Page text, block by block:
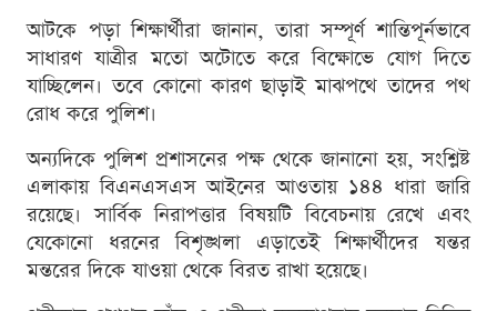
আটকে পড়া শিক্ষার্থীরা জানান, তারা সম্পূর্ণ শান্তিপূর্নভাবে
সাধারণ যাত্রীর মতো অটোতে করে বিক্ষোভে যোগ দিতে
যাচ্ছিলেন। তবে কোনো কারণ ছাড়াই মাঝপথে তাদের পথ
রোধ করে পুলিশ।
অন্যদিকে পুলিশ প্রশাসনের পক্ষ থেকে জানানো হয়, সংশ্লিষ্ট
এলাকায় বিএনএসএস আইনের আওতায় ১৪৪ ধারা জারি
রয়েছে। সার্বিক নিরাপত্তার বিষয়টি বিবেচনায় রেখে এবং
যেকোনো ধরনের বিশৃঙ্খলা এড়াতেই শিক্ষার্থীদের যন্তর
মন্তরের দিকে যাওয়া থেকে বিরত রাখা হয়েছে।